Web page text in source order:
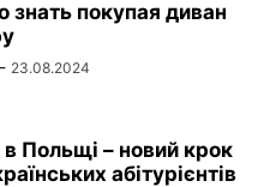
знать покупая диван
- 23.08.2024
Польщі – новий крок
абітурієнтів